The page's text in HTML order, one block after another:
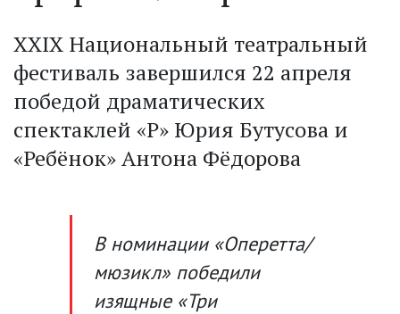
XXIX Национальный театральный
фестиваль завершился 22 апреля
победой драматических
спектаклей «Р» Юрия Бутусова и
«Ребёнок» Антона Фёдорова
В номинации «Оперетта/
мюзикл» победили
изящные «Три